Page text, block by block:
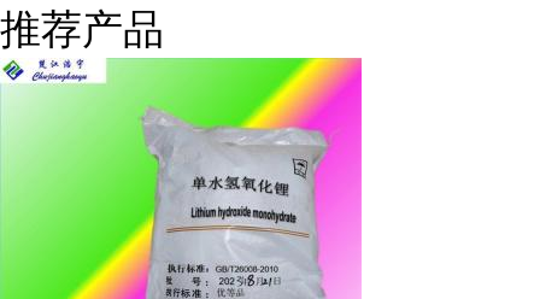
推荐产品